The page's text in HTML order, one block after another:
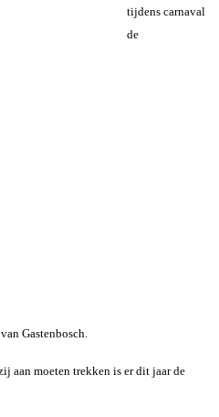
tijdens carnaval
de
Gastenbosch.
aan moeten trekken is er dit jaar de